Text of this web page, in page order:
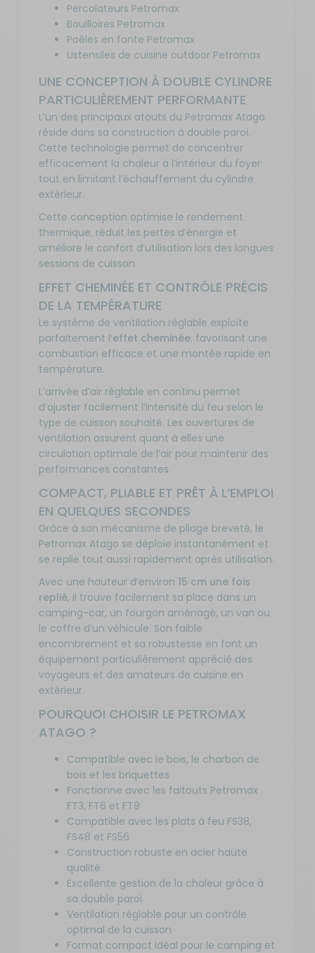
Percolateurs Petromax
Bouilloires Petromax
Poêles en fonte Petromax
Ustensiles de cuisine outdoor Petromax
UNE CONCEPTION À DOUBLE CYLINDRE
PARTICULIÈREMENT PERFORMANTE
L’un des principaux atouts du Petromax Atago
réside dans sa construction à double paroi.
Cette technologie permet de concentrer
efficacement la chaleur à l’intérieur du foyer
tout en limitant l’échauffement du cylindre
extérieur.
Cette conception optimise le rendement
thermique, réduit les pertes d’énergie et
améliore le confort d’utilisation lors des longues
sessions de cuisson.
EFFET CHEMINÉE ET CONTRÔLE PRÉCIS
DE LA TEMPÉRATURE
Le système de ventilation réglable exploite
parfaitement l’effet cheminée, favorisant une
combustion efficace et une montée rapide en
température.
L’arrivée d’air réglable en continu permet
d’ajuster facilement l’intensité du feu selon le
type de cuisson souhaité. Les ouvertures de
ventilation assurent quant à elles une
circulation optimale de l’air pour maintenir des
performances constantes.
COMPACT, PLIABLE ET PRÊT À L’EMPLOI
EN QUELQUES SECONDES
Grâce à son mécanisme de pliage breveté, le
Petromax Atago se déploie instantanément et
se replie tout aussi rapidement après utilisation.
Avec une hauteur d’environ 15 cm une fois
replié, il trouve facilement sa place dans un
camping-car, un fourgon aménagé, un van ou
le coffre d’un véhicule. Son faible
encombrement et sa robustesse en font un
équipement particulièrement apprécié des
voyageurs et des amateurs de cuisine en
extérieur.
POURQUOI CHOISIR LE PETROMAX
ATAGO ?
Compatible avec le bois, le charbon de
bois et les briquettes
Fonctionne avec les faitouts Petromax
FT3, FT6 et FT9
Compatible avec les plats à feu FS38,
FS48 et FS56
Construction robuste en acier haute
qualité
Excellente gestion de la chaleur grâce à
sa double paroi
Ventilation réglable pour un contrôle
optimal de la cuisson
Format compact idéal pour le camping et